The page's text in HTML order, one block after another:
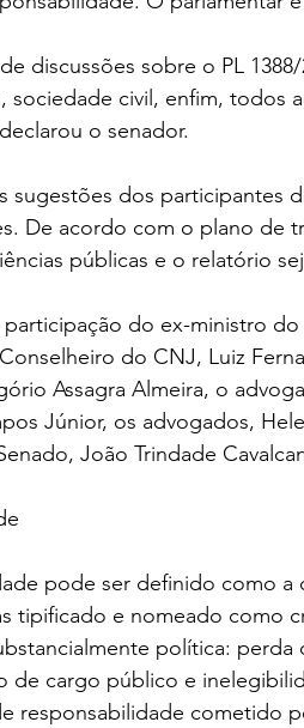
discussões sobre o PL
sociedade civil, enfim, todos
o senador.
sugestões dos participantes
De acordo com o plano de
públicas e o relatório
do ex-ministro do
do CNJ, Luiz
Assagra Almeira, o
Júnior, os advogados,
João Trindade
pode ser definido como
tipificado e nomeado como
política:
de cargo público e
responsabilidade cometido